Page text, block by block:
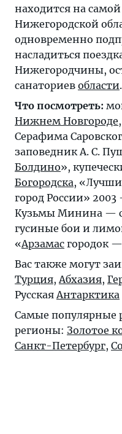
находится на
Нижегородской
одновременно
насладиться
Нижегородчины,
санаториев области.
Что посмотреть:
Нижнем Новгороде
Серафима
заповедник А. С.
Болдино»,
Богородска,
город России»
Кузьмы Минина —
гусиные бои и
«Арзамас городок
Вас также могут
Турция,Абхазия,
РусскаяАнтарктика
Самые популярные
регионы: Золотое
Санкт-Петербург,